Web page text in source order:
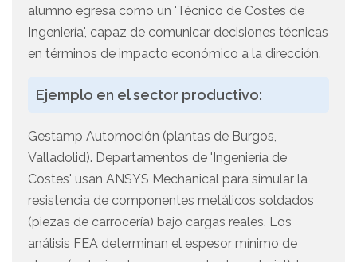
alumno egresa como un 'Técnico de Costes de
Ingeniería', capaz de comunicar decisiones técnicas
en términos de impacto económico a la dirección.
Ejemplo en el sector productivo:
Gestamp Automoción (plantas de Burgos,
Valladolid). Departamentos de 'Ingeniería de
Costes' usan ANSYS Mechanical para simular la
resistencia de componentes metálicos soldados
(piezas de carrocería) bajo cargas reales. Los
análisis FEA determinan el espesor mínimo de